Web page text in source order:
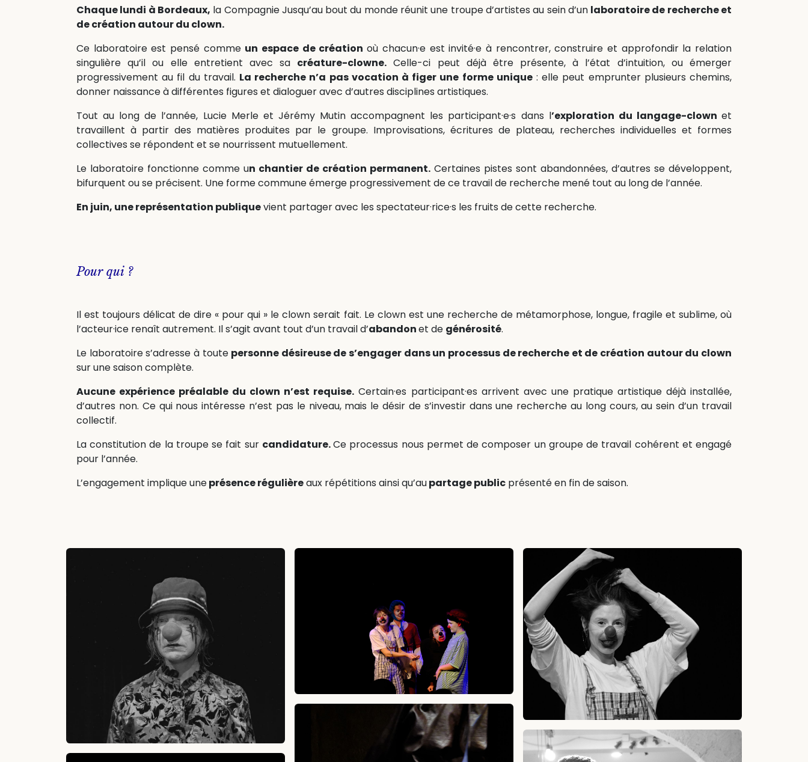
Chaque lundi à Bordeaux, la Compagnie Jusqu’au bout du monde réunit une troupe d’artistes au sein d’un laboratoire de recherche et
de création autour du clown.
Ce laboratoire est pensé comme un espace de créationoù chacun·e est invité·e à rencontrer, construire et approfondir la relation
singulière qu’il ou elle entretient avec sa créature-clowne. Celle-ci peut déjà être présente, à l’état d’intuition, ou émerger
progressivement au fil du travail. La recherche n’a pas vocation à figer une forme unique: elle peut emprunter plusieurs chemins,
donner naissance à différentes figures et dialoguer avec d’autres disciplines artistiques.
Tout au long de l’année, Lucie Merle et Jérémy Mutin accompagnent les participant·e·s dans l’exploration du langage-clownet
travaillent à partir des matières produites par le groupe. Improvisations, écritures de plateau, recherches individuelles et formes
collectives se répondent et se nourrissent mutuellement.
Le laboratoire fonctionne comme un chantier de création permanent. Certaines pistes sont abandonnées, d’autres se développent,
bifurquent ou se précisent. Une forme commune émerge progressivement de ce travail de recherche mené tout au long de l’année.
En juin, une représentation publiquevient partager avec les spectateur·rice·s les fruits de cette recherche.​
Pour qui ?
Il est toujours délicat de dire « pour qui » le clown serait fait. Le clown est une recherche de métamorphose, longue, fragile et sublime, où
l’acteur·ice renaît autrement. Il s’agit avant tout d’un travail d’abandonet de générosité.
Le laboratoire s’adresse à toute personne désireuse de s’engager dans un processus de recherche et de création autour du clown
sur une saison complète.
Aucune expérience préalable du clown n’est requise. Certain·es participant·es arrivent avec une pratique artistique déjà installée,
d’autres non. Ce qui nous intéresse n’est pas le niveau, mais le désir de s’investir dans une recherche au long cours, au sein d’un travail
collectif.
La constitution de la troupe se fait sur candidature.Ce processus nous permet de composer un groupe de travail cohérent et engagé
pour l’année.
L’engagement implique uneprésence régulièreaux répétitions ainsi qu’aupartage public présenté en fin de saison.